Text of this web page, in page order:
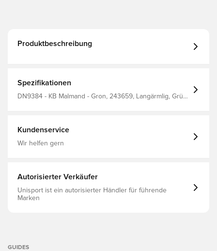
Produktbeschreibung
Spezifikationen
DN9384 - KB Malmand - Gron, 243659, Langärmlig, Grün,
Kundenservice
Wir helfen gern
Autorisierter Verkäufer
Unisport ist ein autorisierter Händler für führende
Marken
GUIDES